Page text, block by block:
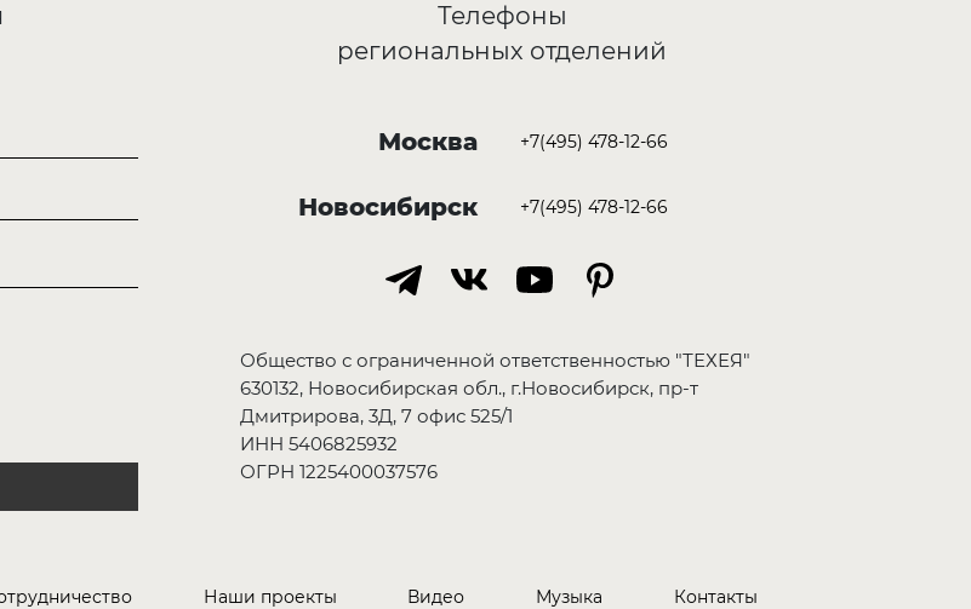
Телефоны
региональных отделений
Москва +7(495) 478-12-66
Новосибирск +7(495) 478-12-66
Общество с ограниченной ответственностью "ТЕХЕЯ"
630132, Новосибирская обл., г.Новосибирск, пр-т
Дмитрирова, 3Д, 7 офис 525/1
ИНН 5406825932
ОГРН 1225400037576
Наши проекты Видео Музыка Контакты